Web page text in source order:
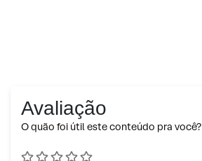
Avaliação
O quão foi útil este conteúdo pra você?